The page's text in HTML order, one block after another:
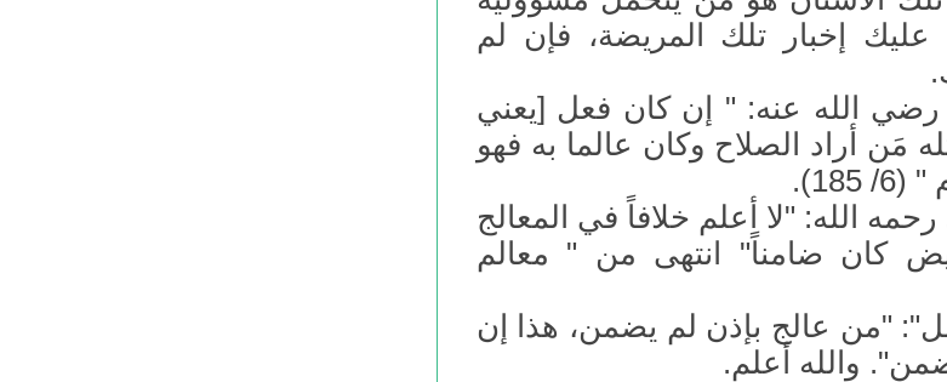
إخبار تلك المريضة، فإن لم
رضي الله عنه: " إن كان فعل [يعني
مَن أراد الصلاح وكان عالما به فهو
الله: "لا أعلم خلافاً في المعالج
كان ضامناً" انتهى من " معالم
"من عالج بإذن لم يضمن، هذا إن
والله أعلم.